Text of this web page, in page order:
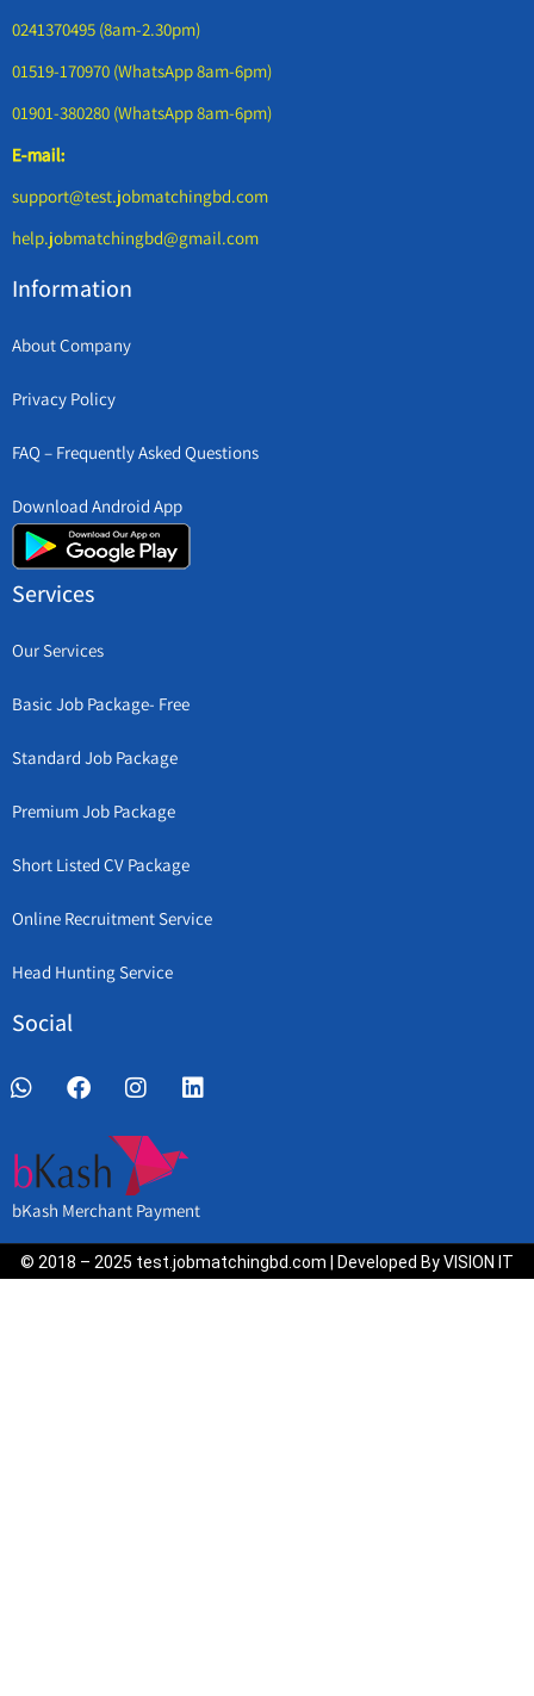
0241370495 (8am-2.30pm)
01519-170970 (WhatsApp 8am-6pm)
01901-380280 (WhatsApp 8am-6pm)
E-mail:
support@test.jobmatchingbd.com
help.jobmatchingbd@gmail.com
Information
About Company
Privacy Policy
FAQ – Frequently Asked Questions
Download Android App
Services
Our Services
Basic Job Package- Free
Standard Job Package
Premium Job Package
Short Listed CV Package
Online Recruitment Service
Head Hunting Service
Social
bKash Merchant Payment
© 2018 – 2025 test.jobmatchingbd.com | Developed By VISION IT